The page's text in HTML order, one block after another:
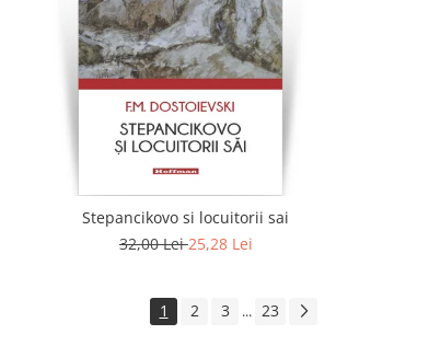
Stepancikovo si locuitorii sai
32,00 Lei25,28 Lei
1 2 3 ... 23